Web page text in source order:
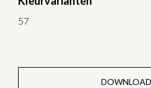
57